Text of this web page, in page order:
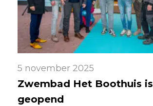
5 november 2025
Zwembad Het Boothuis is
geopend